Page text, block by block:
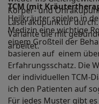
Körper- und
Laserakupunktur
Variante die mit
arbeitet.
TCM (mit
Heilkräuter spielen in
Medizin eine wichtige
einem Großteil der
basieren auf einem
Erfahrungsschatz. Die
der individuellen TCM-
ich den Patienten auf
Für jedes Muster gibt